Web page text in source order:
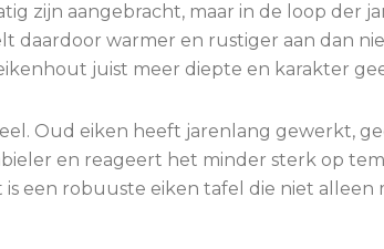
zijn aangebracht, maar in de loop der
daardoor warmer en rustiger aan dan
juist meer diepte en karakter
Oud eiken heeft jarenlang gewerkt,
en reageert het minder sterk op
een robuuste eiken tafel die niet alleen